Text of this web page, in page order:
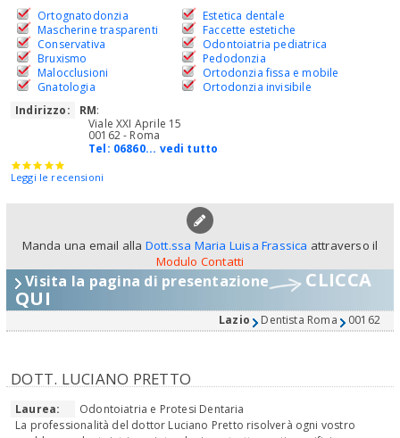
Ortognatodonzia
Mascherine trasparenti
Conservativa
Bruxismo
Malocclusioni
Gnatologia
Estetica dentale
Faccette estetiche
Odontoiatria pediatrica
Pedodonzia
Ortodonzia fissa e mobile
Ortodonzia invisibile
Indirizzo:
RM:
Viale XXI Aprile 15
00162 - Roma
Tel: 06860... vedi tutto
Leggi le recensioni
Manda una email alla Dott.ssa Maria Luisa Frassica attraverso il
Modulo Contatti
Visita la pagina di presentazione CLICCA
QUI
Lazio Dentista Roma 00162
DOTT. LUCIANO PRETTO
Laurea:
Odontoiatria e Protesi Dentaria
La professionalità del dottor Luciano Pretto risolverà ogni vostro